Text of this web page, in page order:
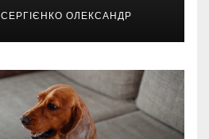
СЕРГІЄНКО ОЛЕКСАНДР